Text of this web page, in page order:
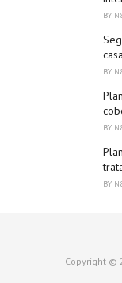
BY
BY
BY
BY
Copyright ©